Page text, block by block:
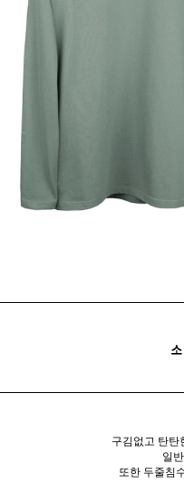
구김없고 탄탄
일
또한 두줄침